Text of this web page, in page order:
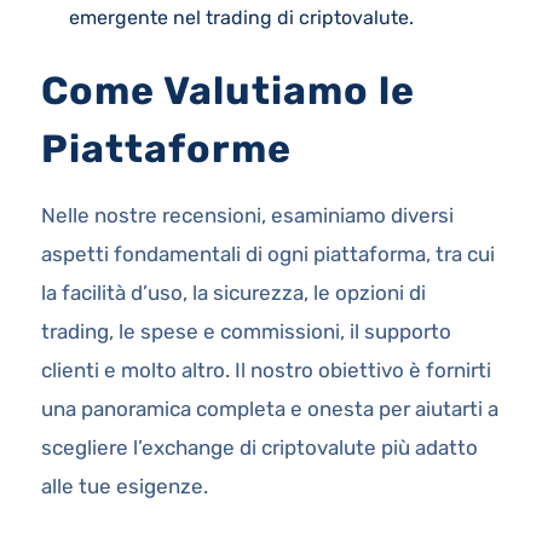
emergente nel trading di criptovalute.
Come Valutiamo le
Piattaforme
Nelle nostre recensioni, esaminiamo diversi
aspetti fondamentali di ogni piattaforma, tra cui
la facilità d’uso, la sicurezza, le opzioni di
trading, le spese e commissioni, il supporto
clienti e molto altro. Il nostro obiettivo è fornirti
una panoramica completa e onesta per aiutarti a
scegliere l’exchange di criptovalute più adatto
alle tue esigenze.